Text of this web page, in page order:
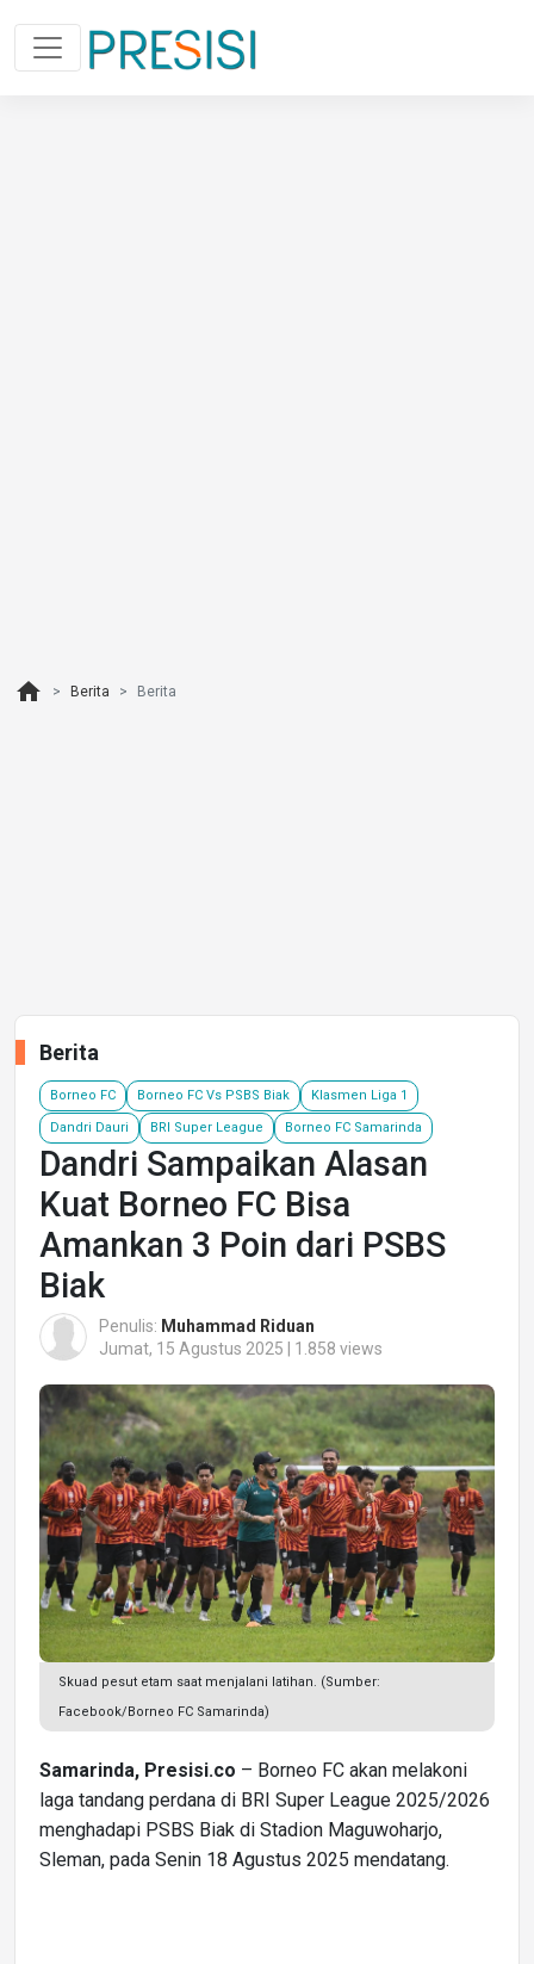
home Berita Berita
Berita
Borneo FC Borneo FC Vs PSBS Biak Klasmen Liga 1
Dandri Dauri BRI Super League Borneo FC Samarinda
Dandri Sampaikan Alasan
Kuat Borneo FC Bisa
Amankan 3 Poin dari PSBS
Biak
Penulis: Muhammad Riduan
Jumat, 15 Agustus 2025 | 1.858 views
Skuad pesut etam saat menjalani latihan. (Sumber:
Facebook/Borneo FC Samarinda)
Samarinda, Presisi.co – Borneo FC akan melakoni
laga tandang perdana di BRI Super League 2025/2026
menghadapi PSBS Biak di Stadion Maguwoharjo,
Sleman, pada Senin 18 Agustus 2025 mendatang.